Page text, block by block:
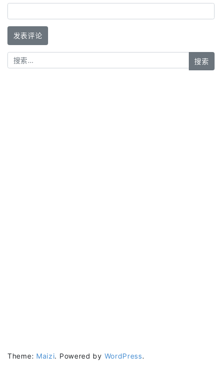
Theme: Maizi. Powered by WordPress.